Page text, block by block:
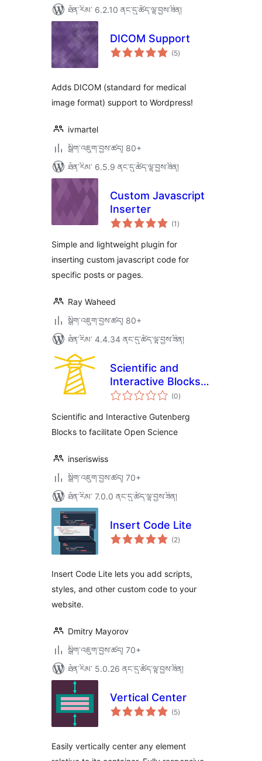
ཐོན་རིམ་ 6.2.10 ནང་དུ་ཚོད་ལྟ་བྱས་ཟིན།
DICOM Support
(5གདེང་
འཇོག་
)
Adds DICOM (standard for medical
image format) support to Wordpress!
ivmartel
སྒྲིག་འཇུག་བྱས་ཚད། 80+
ཐོན་རིམ་ 6.5.9 ནང་དུ་ཚོད་ལྟ་བྱས་ཟིན།
Custom Javascript
Inserter
(1 གདེང་
འཇོག་
ཚང་།
)
Simple and lightweight plugin for
inserting custom javascript code for
specific posts or pages.
Ray Waheed
སྒྲིག་འཇུག་བྱས་ཚད། 80+
ཐོན་རིམ་ 4.4.34 ནང་དུ་ཚོད་ལྟ་བྱས་ཟིན།
Scientific and
Interactive Blocks –
inseri core
(0གདེང་
འཇོག་
ཚང་།
)
Scientific and Interactive Gutenberg
Blocks to facilitate Open Science
inseriswiss
སྒྲིག་འཇུག་བྱས་ཚད། 70+
ཐོན་རིམ་ 7.0.0 ནང་དུ་ཚོད་ལྟ་བྱས་ཟིན།
Insert Code Lite
(2གདེང་
འཇོག་
)
Insert Code Lite lets you add scripts,
styles, and other custom code to your
website.
Dmitry Mayorov
སྒྲིག་འཇུག་བྱས་ཚད། 70+
ཐོན་རིམ་ 5.0.26 ནང་དུ་ཚོད་ལྟ་བྱས་ཟིན།
Vertical Center
(5གདེང་
འཇོག་
)
Easily vertically center any element